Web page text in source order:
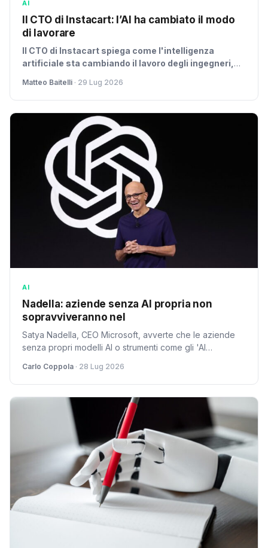
AI
Il CTO di Instacart: l’AI ha cambiato il modo
di lavorare
Il CTO di Instacart spiega come l'intelligenza
artificiale sta cambiando il lavoro degli ingegneri,
Il futuro dell'ingegneria è qui, secondo Anirban
Kundu.
Matteo Baitelli · 29 Lug 2026
AI
Nadella: aziende senza AI propria non
sopravviveranno nel
Satya Nadella, CEO Microsoft, avverte che le aziende
senza propri modelli AI o strumenti come gli 'AI
controllo interno delle informazioni è diventato cruciale
per la sopravvivenza.
Carlo Coppola · 28 Lug 2026